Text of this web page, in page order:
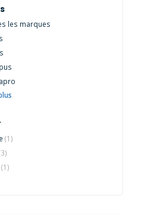
les marques
(1)
(1)